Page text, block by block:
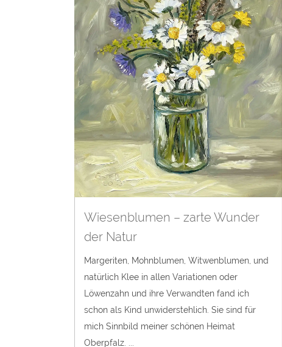
Wiesenblumen – zarte Wunder
der Natur
Margeriten, Mohnblumen, Witwenblumen, und
natürlich Klee in allen Variationen oder
Löwenzahn und ihre Verwandten fand ich
schon als Kind unwiderstehlich. Sie sind für
mich Sinnbild meiner schönen Heimat
Oberpfalz. ...